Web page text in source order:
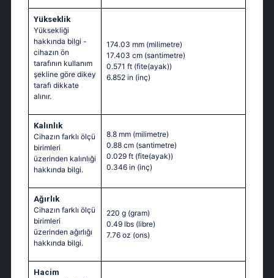
Yükseklik
Yüksekliği
hakkında bilgi -
cihazın ön
tarafının kullanım
şekline göre dikey
tarafı dikkate
alınır.
174.03 mm (milimetre)
17.403 cm (santimetre)
0.571 ft (fite(ayak))
6.852 in (inç)
Kalınlık
Cihazın farklı ölçü
birimleri
üzerinden kalınlıği
hakkında bilgi.
8.8 mm (milimetre)
0.88 cm (santimetre)
0.029 ft (fite(ayak))
0.346 in (inç)
Ağırlık
Cihazın farklı ölçü
birimleri
üzerinden ağırlığı
hakkında bilgi.
220 g (gram)
0.49 lbs (libre)
7.76 oz (ons)
Hacim